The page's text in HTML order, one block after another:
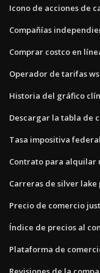
Icono de acciones de
Compañías
Comprar costco en
Operador de tarifas
Historia del gráfico
Descargar la tabla de
Tasa impositiva
Contrato para alquilar
Carreras de silver
Precio de comercio
Índice de precios al
Plataforma de